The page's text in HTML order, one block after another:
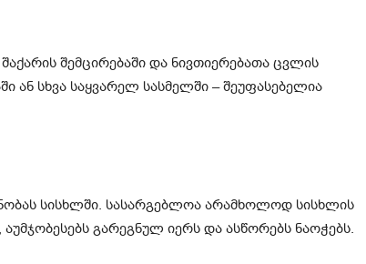
შემცირებაში და ნივთიერებათა ცვლის
ან სხვა საყვარელ სასმელში – შეუფასებელია
სისხლში. სასარგებლოა არამხოლოდ სისხლის
აუმჯობესებს გარეგნულ იერს და ასწორებს ნაოჭებს.